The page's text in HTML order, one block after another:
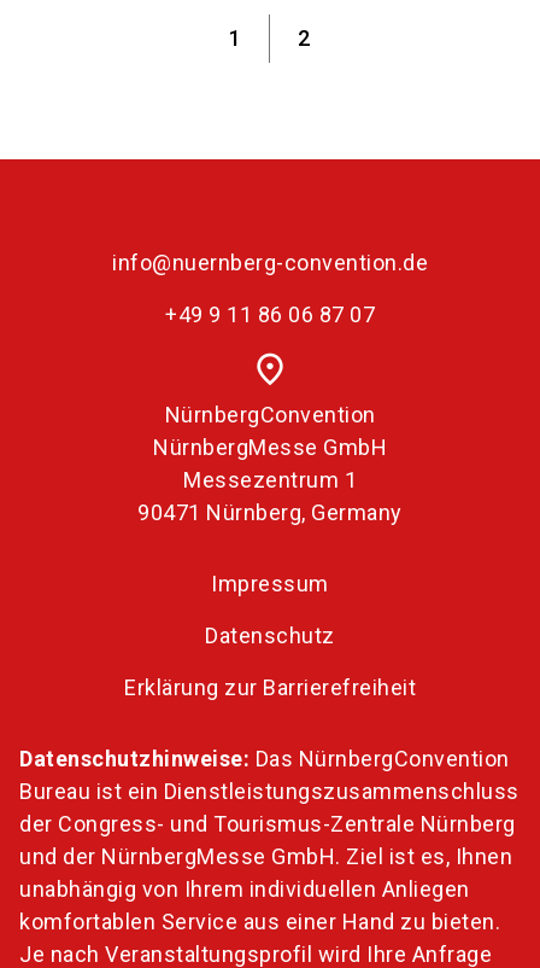
1 2
info@nuernberg-convention.de
+49 9 11 86 06 87 07
place
NürnbergConvention
NürnbergMesse GmbH
Messezentrum 1
90471 Nürnberg, Germany
Impressum
Datenschutz
Erklärung zur Barrierefreiheit
Datenschutzhinweise: Das NürnbergConvention
Bureau ist ein Dienstleistungszusammenschluss
der Congress- und Tourismus-Zentrale Nürnberg
und der NürnbergMesse GmbH. Ziel ist es, Ihnen
unabhängig von Ihrem individuellen Anliegen
komfortablen Service aus einer Hand zu bieten.
Je nach Veranstaltungsprofil wird Ihre Anfrage